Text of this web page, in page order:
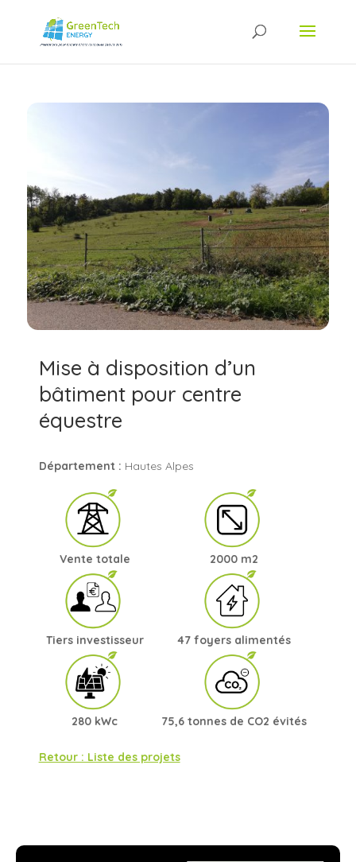
Mise à disposition d’un
bâtiment pour centre
équestre
Département : Hautes Alpes
Vente totale
Tiers investisseur
280 kWc
2000 m2
47 foyers alimentés
75,6 tonnes de CO2 évités
Retour : Liste des projets